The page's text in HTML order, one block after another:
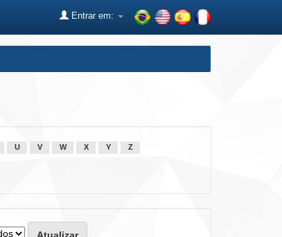
Entrar em:
U V W X Y Z